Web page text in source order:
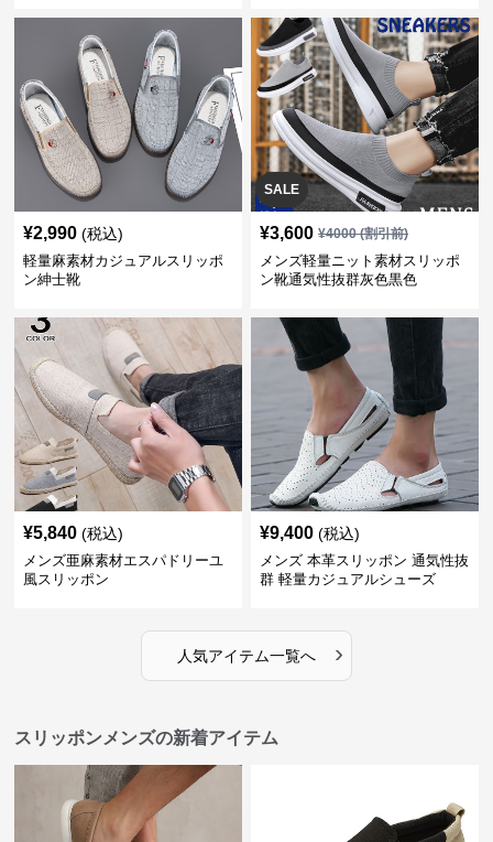
¥2,990 (税込)
軽量麻素材カジュアルスリッポ
ン紳士靴
SALE
¥3,600 ¥4000(割引前)
メンズ軽量ニット素材スリッポ
ン靴通気性抜群灰色黒色
¥5,840 (税込)
メンズ亜麻素材エスパドリーユ
風スリッポン
¥9,400 (税込)
メンズ 本革スリッポン 通気性抜
群 軽量カジュアルシューズ
人気アイテム一覧へ ›
スリッポンメンズの新着アイテム